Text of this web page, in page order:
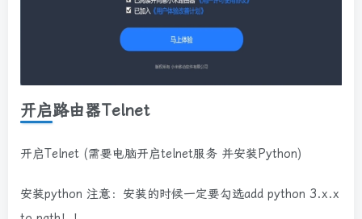
开启路由器Telnet
开启Telnet (需要电脑开启telnet服务 并安装Python)
安装python 注意：安装的时候一定要勾选add python 3.x.x